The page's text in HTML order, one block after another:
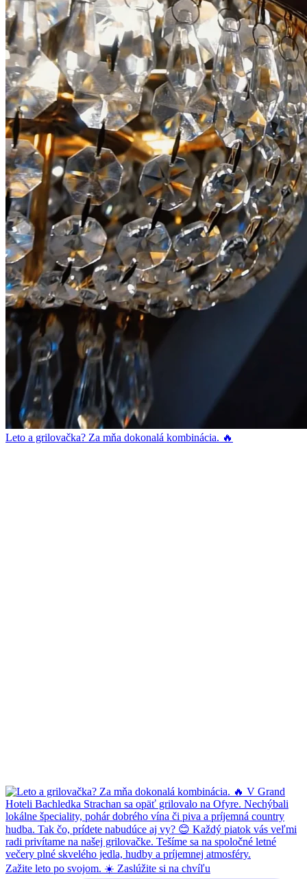
Leto a grilovačka? Za mňa dokonalá kombinácia. 🔥
Zažite leto po svojom. ☀️ Zaslúžite si na chvíľu